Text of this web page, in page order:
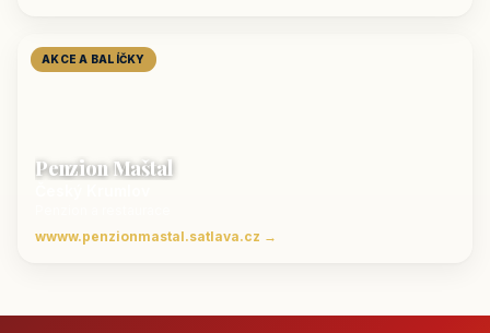
AKCE A BALÍČKY
Penzion Maštal
wwww.penzionmastal.satlava.cz →